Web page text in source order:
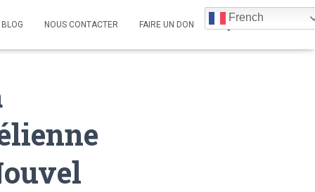
BLOG NOUS CONTACTER FAIRE UN DON
French